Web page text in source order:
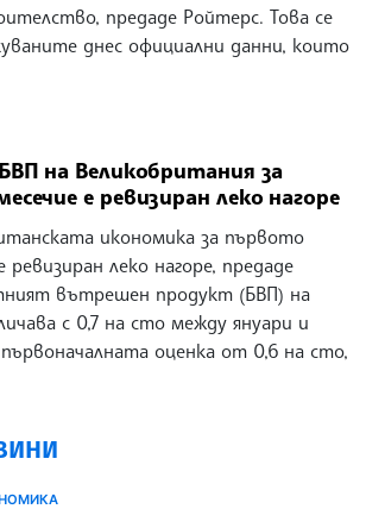
предаде Ройтерс. Това се
днес официални данни, които
на Великобритания за
е ревизиран леко нагоре
икономика за първото
леко нагоре, предаде
вътрешен продукт (БВП) на
с 0,7 на сто между януари и
оценка от 0,6 на сто,